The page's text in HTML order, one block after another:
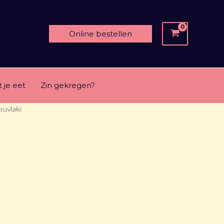
Online bestellen
je eet Zin gekregen?